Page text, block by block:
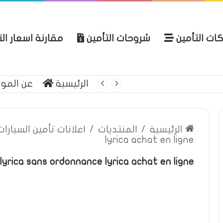
التأمين شروحات التأمين مقارنة اسعار
الرئيسية عن
الرئيسية / المنتديات / اعلانات تأمين
lyrica achat en ligne
lyrica sans ordonnance lyrica achat en ligne